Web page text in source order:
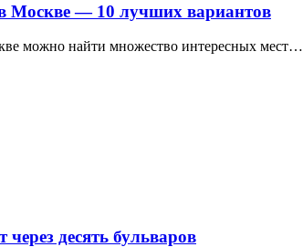
Москве — 10 лучших вариантов
можно найти множество интересных мест…
десять бульваров